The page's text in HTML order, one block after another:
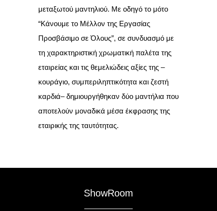
μεταξωτού μαντηλιού. Με οδηγό το μότο
“Κάνουμε το Μέλλον της Εργασίας
Προσβάσιμο σε Όλους”, σε συνδυασμό με
τη χαρακτηριστική χρωματική παλέτα της
εταιρείας και τις θεμελιώδεις αξίες της –
κουράγιο, συμπεριληπτικότητα και ζεστή
καρδιά– δημιουργήθηκαν δύο μαντήλια που
αποτελούν μοναδικά μέσα έκφρασης της
εταιρικής της ταυτότητας.
ShowRoom